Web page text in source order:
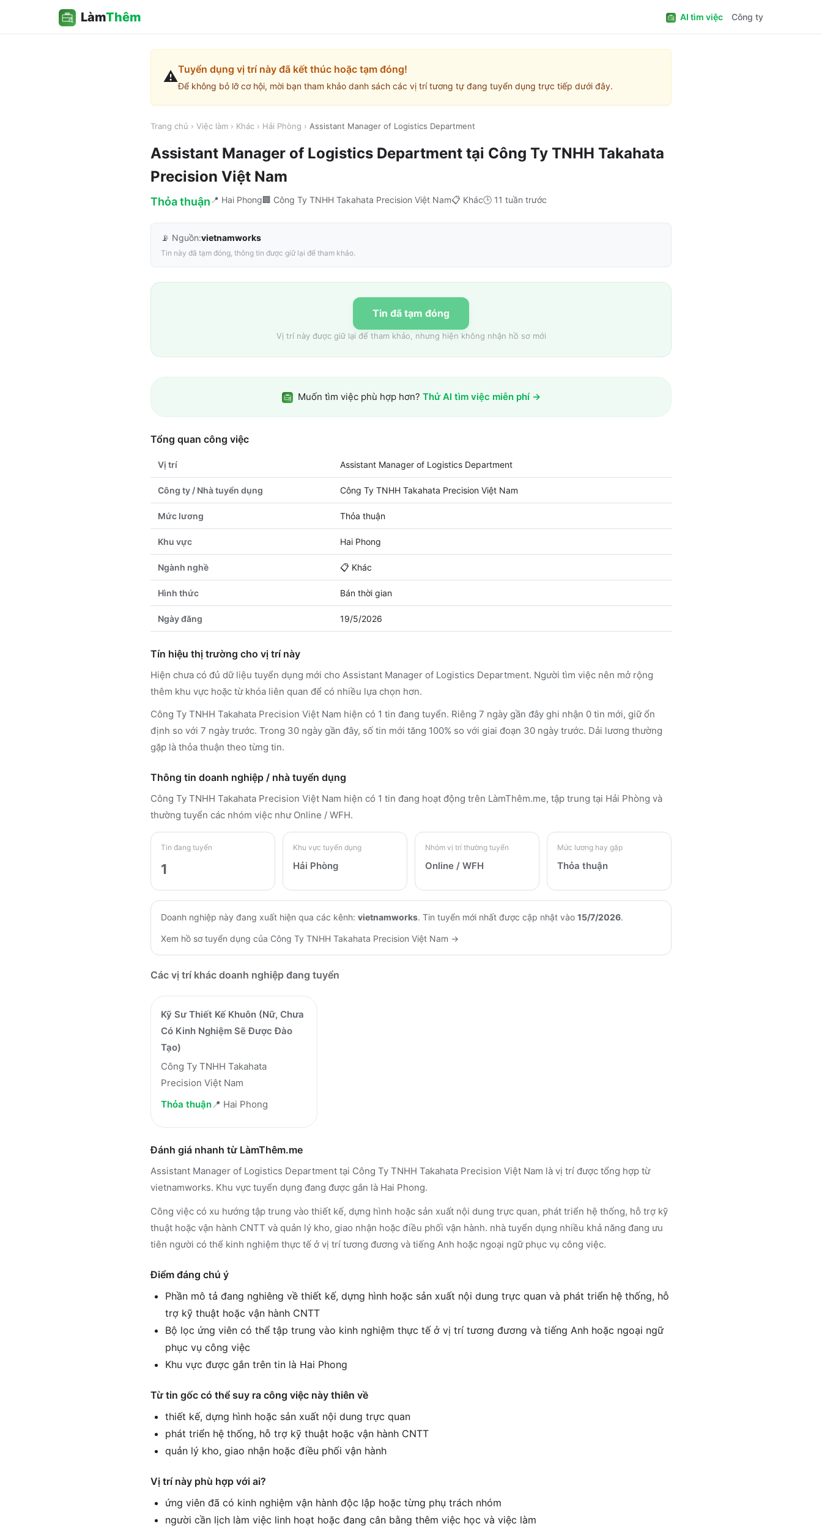
LàmThêm AI tìm việc Công ty
⚠️Tuyển dụng vị trí này đã kết thúc hoặc tạm đóng!
Để không bỏ lỡ cơ hội, mời bạn tham khảo danh sách các vị trí tương tự đang tuyển dụng trực tiếp dưới đây.
Trang chủ › Việc làm › Khác › Hải Phòng › Assistant Manager of Logistics Department
Assistant Manager of Logistics Department tại Công Ty TNHH Takahata
Precision Việt Nam
Thỏa thuận 📍 Hai Phong🏢 Công Ty TNHH Takahata Precision Việt Nam📋 Khác🕒 11 tuần trước
📡 Nguồn:vietnamworks
Tin này đã tạm đóng, thông tin được giữ lại để tham khảo.
Tin đã tạm đóng
Vị trí này được giữ lại để tham khảo, nhưng hiện không nhận hồ sơ mới
Muốn tìm việc phù hợp hơn? Thử AI tìm việc miễn phí →
Tổng quan công việc
Vị trí Assistant Manager of Logistics Department
Công ty / Nhà tuyển dụng Công Ty TNHH Takahata Precision Việt Nam
Mức lương Thỏa thuận
Khu vực Hai Phong
Ngành nghề 📋 Khác
Hình thức Bán thời gian
Ngày đăng 19/5/2026
Tín hiệu thị trường cho vị trí này
Hiện chưa có đủ dữ liệu tuyển dụng mới cho Assistant Manager of Logistics Department. Người tìm việc nên mở rộng
thêm khu vực hoặc từ khóa liên quan để có nhiều lựa chọn hơn.
Công Ty TNHH Takahata Precision Việt Nam hiện có 1 tin đang tuyển. Riêng 7 ngày gần đây ghi nhận 0 tin mới, giữ ổn
định so với 7 ngày trước. Trong 30 ngày gần đây, số tin mới tăng 100% so với giai đoạn 30 ngày trước. Dải lương thường
gặp là thỏa thuận theo từng tin.
Thông tin doanh nghiệp / nhà tuyển dụng
Công Ty TNHH Takahata Precision Việt Nam hiện có 1 tin đang hoạt động trên LàmThêm.me, tập trung tại Hải Phòng và
thường tuyển các nhóm việc như Online / WFH.
Tin đang tuyển
1
Khu vực tuyển dụng
Hải Phòng
Nhóm vị trí thường tuyển
Online / WFH
Mức lương hay gặp
Thỏa thuận
Doanh nghiệp này đang xuất hiện qua các kênh: vietnamworks. Tin tuyển mới nhất được cập nhật vào 15/7/2026.
Xem hồ sơ tuyển dụng của Công Ty TNHH Takahata Precision Việt Nam →
Các vị trí khác doanh nghiệp đang tuyển
Kỹ Sư Thiết Kế Khuôn (Nữ, Chưa
Có Kinh Nghiệm Sẽ Được Đào
Tạo)
Công Ty TNHH Takahata
Precision Việt Nam
Thỏa thuận📍 Hai Phong
Đánh giá nhanh từ LàmThêm.me
Assistant Manager of Logistics Department tại Công Ty TNHH Takahata Precision Việt Nam là vị trí được tổng hợp từ
vietnamworks. Khu vực tuyển dụng đang được gắn là Hai Phong.
Công việc có xu hướng tập trung vào thiết kế, dựng hình hoặc sản xuất nội dung trực quan, phát triển hệ thống, hỗ trợ kỹ
thuật hoặc vận hành CNTT và quản lý kho, giao nhận hoặc điều phối vận hành. nhà tuyển dụng nhiều khả năng đang ưu
tiên người có thể kinh nghiệm thực tế ở vị trí tương đương và tiếng Anh hoặc ngoại ngữ phục vụ công việc.
Điểm đáng chú ý
Phần mô tả đang nghiêng về thiết kế, dựng hình hoặc sản xuất nội dung trực quan và phát triển hệ thống, hỗ
trợ kỹ thuật hoặc vận hành CNTT
Bộ lọc ứng viên có thể tập trung vào kinh nghiệm thực tế ở vị trí tương đương và tiếng Anh hoặc ngoại ngữ
phục vụ công việc
Khu vực được gắn trên tin là Hai Phong
Từ tin gốc có thể suy ra công việc này thiên về
thiết kế, dựng hình hoặc sản xuất nội dung trực quan
phát triển hệ thống, hỗ trợ kỹ thuật hoặc vận hành CNTT
quản lý kho, giao nhận hoặc điều phối vận hành
Vị trí này phù hợp với ai?
ứng viên đã có kinh nghiệm vận hành độc lập hoặc từng phụ trách nhóm
người cần lịch làm việc linh hoạt hoặc đang cân bằng thêm việc học và việc làm